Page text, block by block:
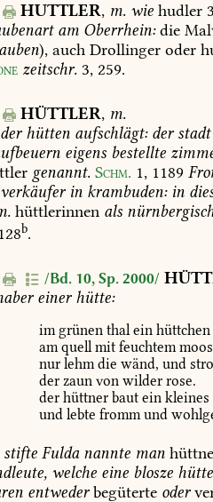
HUTTLER, m. wiehudler
am Oberrhein:die
), auch Drollinger oder
zeitschr. 3, 259.
HÜTTLER, m.
derhütten aufschlägt:derstadt
eigens bestellte
genannt. Schm. 1, 1189
verkäuferin krambuden:in
hüttlerinnen als
128b.
/Bd. 10, Sp. 2000/
einerhütte:
imgrünen thalein hüttchen
amquellmit feuchtem
nur lehmdie wänd, und
der zaun von wilder rose.
der hüttner baut ein kleines
und lebte frommund
stifte Fuldanannte man
welche eine blosze hütte
entwederbegüterte oder